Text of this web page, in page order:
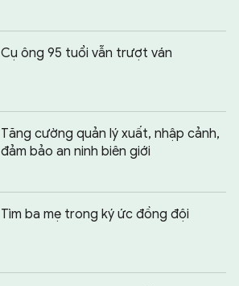
Cụ ông 95 tuổi vẫn trượt ván
Tăng cường quản lý xuất, nhập cảnh,
đảm bảo an ninh biên giới
Tìm ba mẹ trong ký ức đồng đội